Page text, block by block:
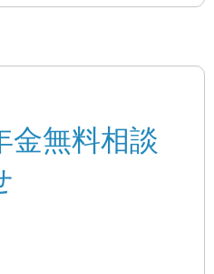
金無料相談